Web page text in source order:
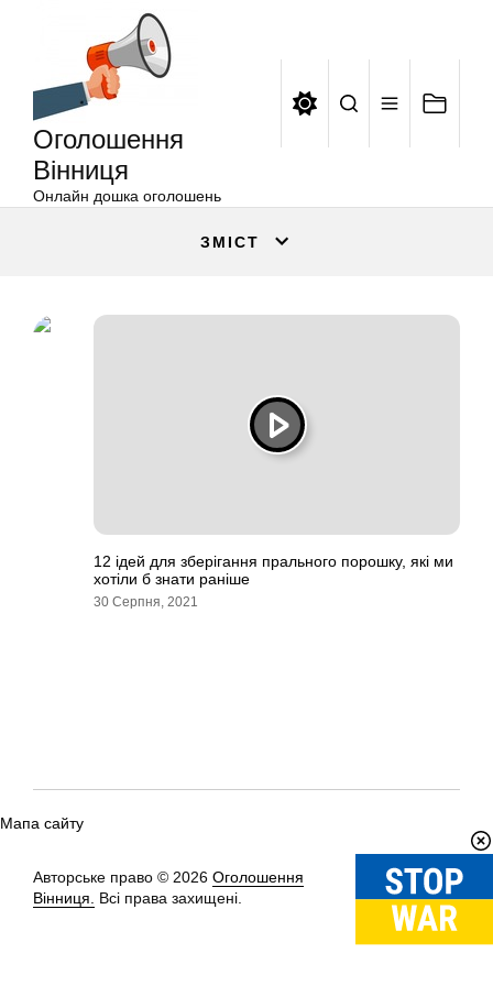
Оголошення
Вінниця
Онлайн дошка оголошень
ЗМІСТ
12 ідей для зберігання прального порошку, які ми
хотіли б знати раніше
30 Серпня, 2021
Мапа сайту
Авторське право © 2026 Оголошення
Вінниця.
Всі права захищені.
Вгору↑